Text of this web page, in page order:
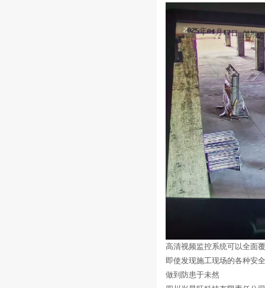
高清视频监控系统可以全面
即使发现施工现场的各种安
做到防患于未然